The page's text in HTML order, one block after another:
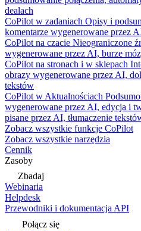
dealach
CoPilot w zadaniach Opisy i
komentarze wygenerowane przez
CoPilot na czacie Nieograniczone
wygenerowane przez AI, burze
CoPilot na stronach i w sklepach
obrazy wygenerowane przez AI,
tekstów
CoPilot w Aktualnościach
wygenerowane przez AI, edycja i
pisane przez AI, tłumaczenie
Zobacz wszystkie funkcje CoPilot
Zobacz wszystkie narzędzia
Cennik
Zasoby
Zbadaj
Webinaria
Helpdesk
Przewodniki i dokumentacja API
Połącz się